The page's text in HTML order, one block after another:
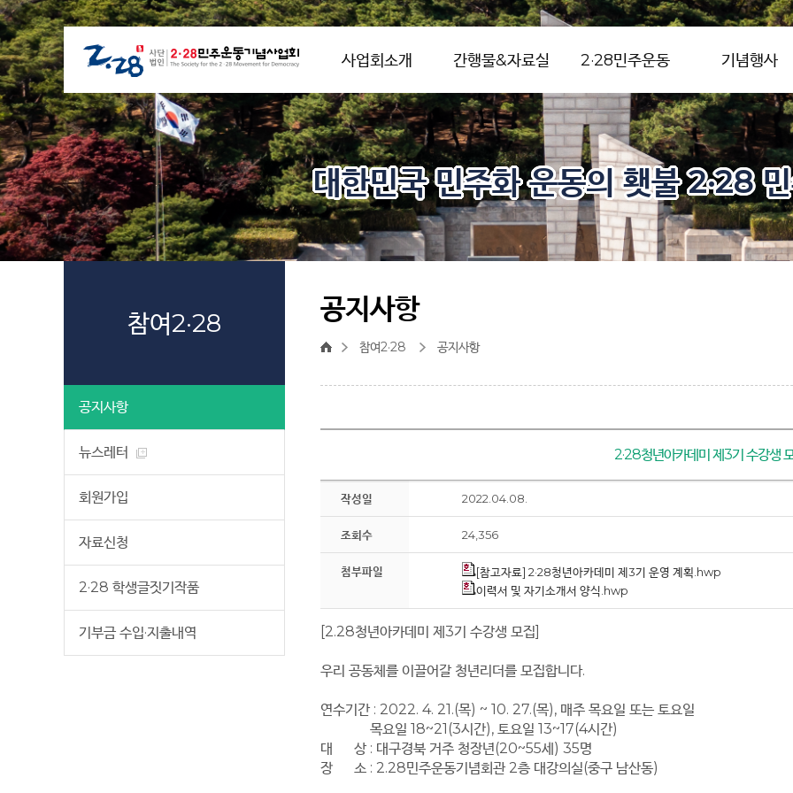
사업회소개 간행물&자료실 2·28민주운동 기념행사
대한민국 민주화 운동의 횃불 2·28
참여2·28
공지사항
뉴스레터
회원가입
자료신청
2·28 학생글짓기작품
기부금 수입·지출내역
공지사항
참여2·28 공지사항
2·28청년아카데미 제3기 수강생
작성일 2022.04.08.
조회수 24,356
첨부파일
[참고자료] 2·28청년아카데미 제3기 운영 계획.hwp
이력서 및 자기소개서 양식.hwp
[2.28청년아카데미 제3기 수강생 모집]
우리 공동체를 이끌어갈 청년리더를 모집합니다.
연수기간 : 2022. 4. 21.(목) ~ 10. 27.(목), 매주 목요일 또는 토요일
목요일 18~21(3시간), 토요일 13~17(4시간)
대 상 : 대구경북 거주 청장년(20~55세) 35명
장 소 : 2.28민주운동기념회관 2층 대강의실(중구 남산동)